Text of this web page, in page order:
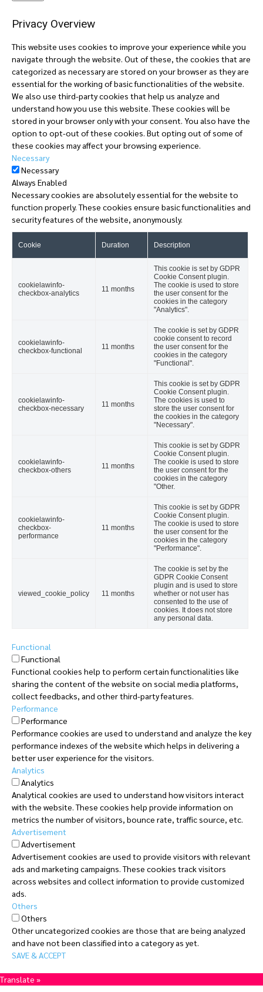
Privacy Overview
This website uses cookies to improve your experience while you
navigate through the website. Out of these, the cookies that are
categorized as necessary are stored on your browser as they are
essential for the working of basic functionalities of the website.
We also use third-party cookies that help us analyze and
understand how you use this website. These cookies will be
stored in your browser only with your consent. You also have the
option to opt-out of these cookies. But opting out of some of
these cookies may affect your browsing experience.
Necessary
Necessary
Always Enabled
Necessary cookies are absolutely essential for the website to
function properly. These cookies ensure basic functionalities and
security features of the website, anonymously.
Cookie Duration Description
cookielawinfo-
checkbox-analytics
11 months
This cookie is set by GDPR
Cookie Consent plugin.
The cookie is used to store
the user consent for the
cookies in the category
"Analytics".
cookielawinfo-
checkbox-functional
11 months
The cookie is set by GDPR
cookie consent to record
the user consent for the
cookies in the category
"Functional".
cookielawinfo-
checkbox-necessary
11 months
This cookie is set by GDPR
Cookie Consent plugin.
The cookies is used to
store the user consent for
the cookies in the category
"Necessary".
cookielawinfo-
checkbox-others
11 months
This cookie is set by GDPR
Cookie Consent plugin.
The cookie is used to store
the user consent for the
cookies in the category
"Other.
cookielawinfo-
checkbox-
performance
11 months
This cookie is set by GDPR
Cookie Consent plugin.
The cookie is used to store
the user consent for the
cookies in the category
"Performance".
viewed_cookie_policy 11 months
The cookie is set by the
GDPR Cookie Consent
plugin and is used to store
whether or not user has
consented to the use of
cookies. It does not store
any personal data.
Functional
Functional
Functional cookies help to perform certain functionalities like
sharing the content of the website on social media platforms,
collect feedbacks, and other third-party features.
Performance
Performance
Performance cookies are used to understand and analyze the key
performance indexes of the website which helps in delivering a
better user experience for the visitors.
Analytics
Analytics
Analytical cookies are used to understand how visitors interact
with the website. These cookies help provide information on
metrics the number of visitors, bounce rate, traffic source, etc.
Advertisement
Advertisement
Advertisement cookies are used to provide visitors with relevant
ads and marketing campaigns. These cookies track visitors
across websites and collect information to provide customized
ads.
Others
Others
Other uncategorized cookies are those that are being analyzed
and have not been classified into a category as yet.
SAVE & ACCEPT
Translate »